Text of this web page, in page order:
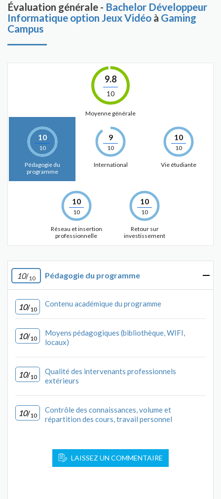
Évaluation générale - Bachelor Développeur
Informatique option Jeux Vidéo à Gaming
Campus
9.8
10
Moyenne générale
10
10
Pédagogie du
programme
9
10
International
10
10
Vie étudiante
10
10
Réseau et insertion
professionnelle
10
10
Retour sur
investissement
10/10 Pédagogie du programme
10/10
Contenu académique du programme
10/10
Moyens pédagogiques (bibliothèque, WIFI,
locaux)
10/10
Qualité des intervenants professionnels
extérieurs
10/10
Contrôle des connaissances, volume et
répartition des cours, travail personnel
LAISSEZ UN COMMENTAIRE